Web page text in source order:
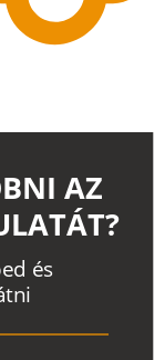
ed és
tni
AZ